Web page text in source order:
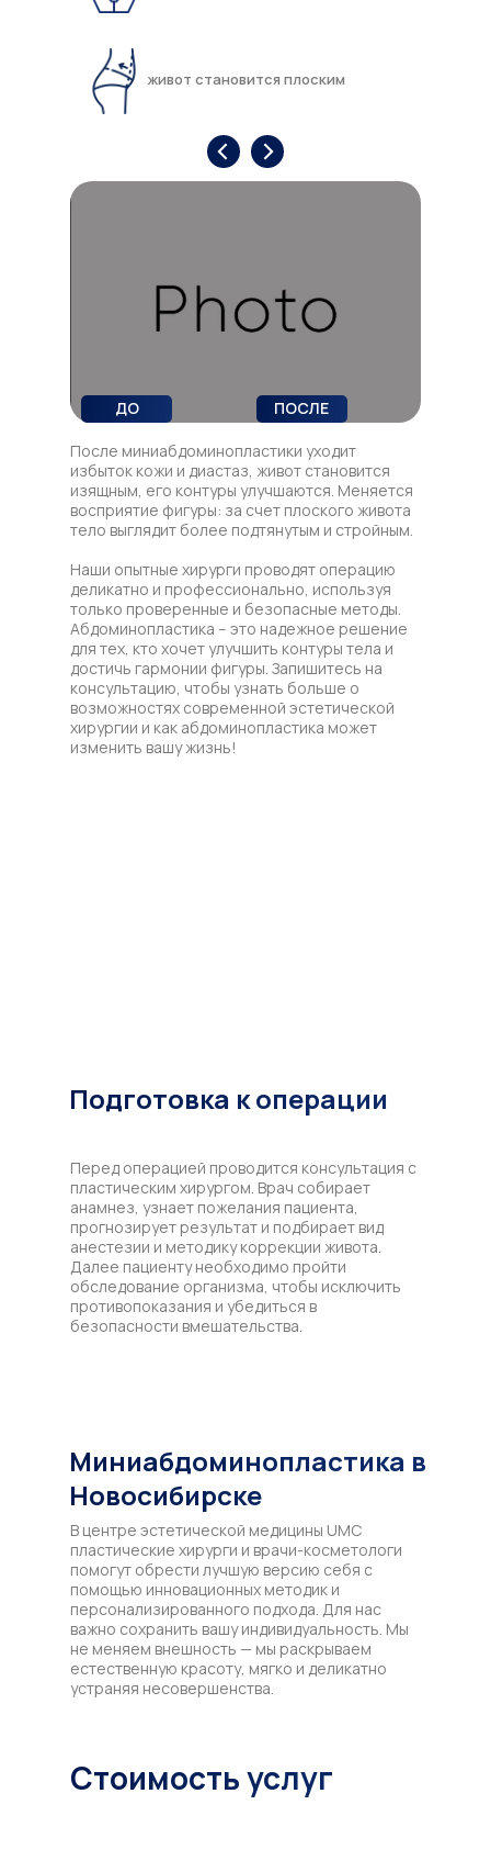
живот становится плоским
После миниабдоминопластики уходит
избыток кожи и диастаз, живот становится
изящным, его контуры улучшаются. Меняется
восприятие фигуры: за счет плоского живота
тело выглядит более подтянутым и стройным.
Наши опытные хирурги проводят операцию
деликатно и профессионально, используя
только проверенные и безопасные методы.
Абдоминопластика – это надежное решение
для тех, кто хочет улучшить контуры тела и
достичь гармонии фигуры. Запишитесь на
консультацию, чтобы узнать больше о
возможностях современной эстетической
хирургии и как абдоминопластика может
изменить вашу жизнь!
ДО ПОСЛЕ
Подготовка к операции
Перед операцией проводится консультация с
пластическим хирургом. Врач собирает
анамнез, узнает пожелания пациента,
прогнозирует результат и подбирает вид
анестезии и методику коррекции живота.
Далее пациенту необходимо пройти
обследование организма, чтобы исключить
противопоказания и убедиться в
безопасности вмешательства.
Миниабдоминопластика в
Новосибирске
В центре эстетической медицины UMC
пластические хирурги и врачи-косметологи
помогут обрести лучшую версию себя с
помощью инновационных методик и
персонализированного подхода. Для нас
важно сохранить вашу индивидуальность. Мы
не меняем внешность — мы раскрываем
естественную красоту, мягко и деликатно
устраняя несовершенства.
Стоимость услуг